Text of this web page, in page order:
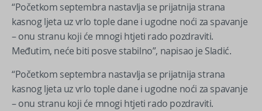
“Početkom septembra nastavlja se prijatnija strana
kasnog ljeta uz vrlo tople dane i ugodne noći za spavanje
– onu stranu koji će mnogi htjeti rado pozdraviti.
Međutim, neće biti posve stabilno”, napisao je Sladić.
“Početkom septembra nastavlja se prijatnija strana
kasnog ljeta uz vrlo tople dane i ugodne noći za spavanje
– onu stranu koji će mnogi htjeti rado pozdraviti.